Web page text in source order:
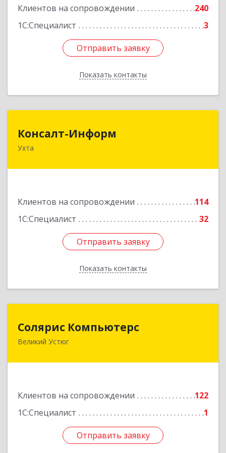
Клиентов на сопровождении
240
1С:Специалист
3
Отправить заявку
Показать контакты
Отправить заявку
Назад
Консалт-Информ
Ухта
Клиентов на сопровождении
114
1С:Специалист
32
Отправить заявку
Показать контакты
169300, Коми Респ, Ухта г, Строителей пр-д 1, 2
Отправить заявку
Назад
Солярис Компьютерс
Великий Устюг
Клиентов на сопровождении
122
1С:Специалист
1
Отправить заявку
162390, Вологодская обл, Великий Устюг г,
Отправить заявку